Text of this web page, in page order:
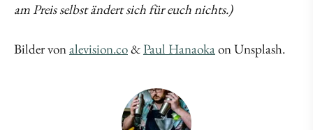
am Preis selbst ändert sich für euch nichts.)
Bilder vonalevision.co&Paul Hanaokaon Unsplash.